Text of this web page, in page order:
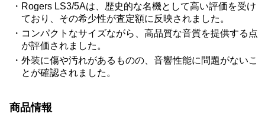
Rogers LS3/5Aは、歴史的な名機として高い評価を受け
ており、その希少性が査定額に反映されました。
コンパクトなサイズながら、高品質な音質を提供する点
が評価されました。
外装に傷や汚れがあるものの、音響性能に問題がないこ
とが確認されました。
商品情報